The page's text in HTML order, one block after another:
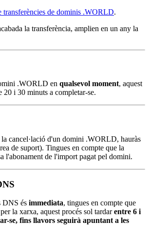
transferències de dominis .WORLD.
la transferència, amplien en un any la
.WORLD en qualsevol moment, aquest
20 i 30 minuts a completar-se.
la cancel·lació d'un domini .WORLD, hauràs
de suport). Tingues en compte que la
l'abonament de l'import pagat pel domini.
DNS és immediata, tingues en compte que
la xarxa, aquest procés sol tardarentre 6 i
se, fins llavors seguirà apuntant a les